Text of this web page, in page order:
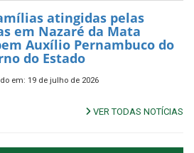
atingidas pelas
em Nazaré da Mata
Auxílio Pernambuco do
do Estado
em: 19 de julho de 2026
VER TODAS NOTÍCIAS